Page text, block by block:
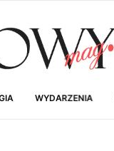
WYDARZENIA